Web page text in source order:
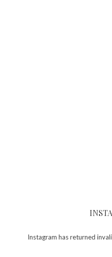
Instagram has returned